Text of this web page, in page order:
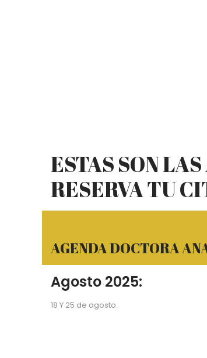
ESTAS SON
RESERVA TU
AGENDA DOCTORA
Agosto 2025:
18 Y 25 de agosto.